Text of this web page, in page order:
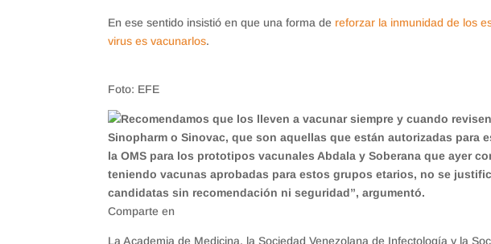
En ese sentido insistió en que una forma de reforzar la inmunidad de los
virus es vacunarlos.
Foto: EFE
Recomendamos que los lleven a vacunar siempre y cuando
Sinopharm o Sinovac, que son aquellas que están autorizadas para
la OMS para los prototipos vacunales Abdala y Soberana que ayer
teniendo vacunas aprobadas para estos grupos etarios, no se
candidatas sin recomendación ni seguridad”, argumentó.
Comparte en
La Academia de Medicina, la Sociedad Venezolana de Infectología y la